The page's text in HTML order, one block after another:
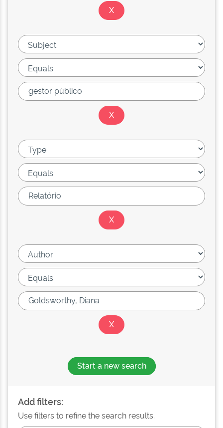
Start a new search
Add filters:
Use filters to refine the search results.